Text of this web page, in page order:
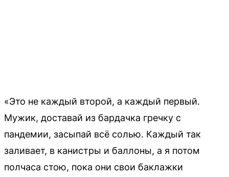
«Это не каждый второй, а каждый первый.
Мужик, доставай из бардачка гречку с
пандемии, засыпай всё солью. Каждый так
заливает, в канистры и баллоны, а я потом
полчаса стою, пока они свои баклажки